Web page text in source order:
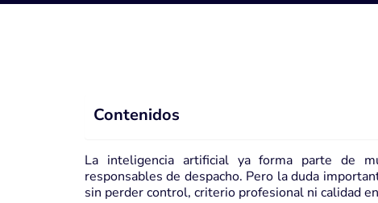
Contenidos
La inteligencia artificial ya forma parte de
responsables de despacho. Pero la duda
sin perder control, criterio profesional ni calidad